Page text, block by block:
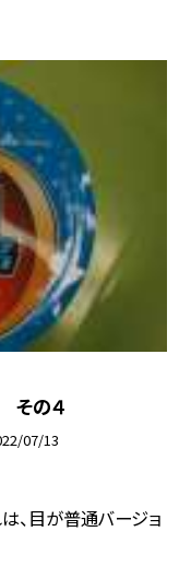
その４
07/13
、目が普通バージョ